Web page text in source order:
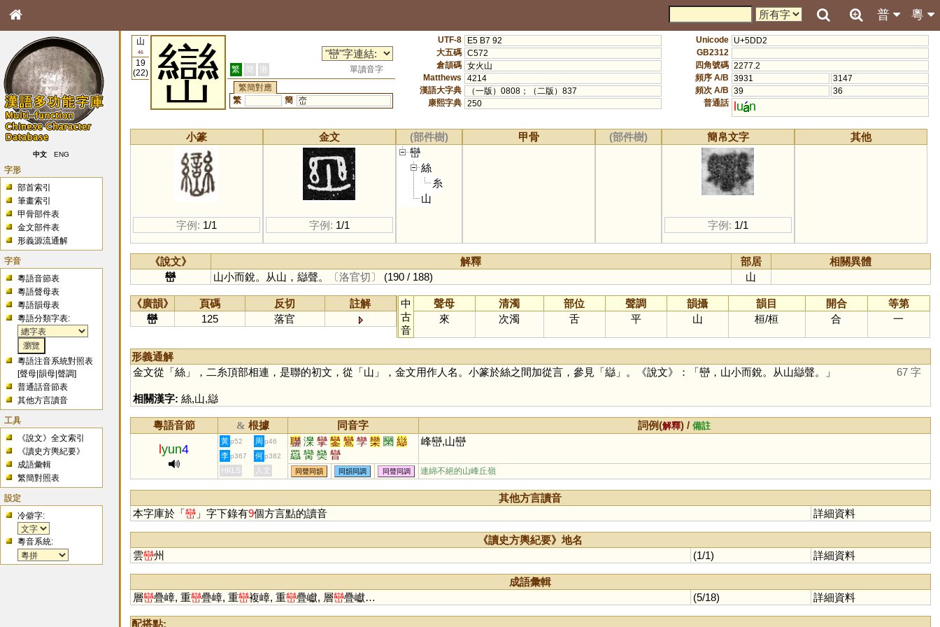
粵
普
中文 ENG
字形
部首索引
筆畫索引
甲骨部件表
金文部件表
形義源流通解
字音
粵語音節表
粵語聲母表
粵語韻母表
粵語分類字表:
粵語注音系統對照表
[聲母 |韻母 |聲調]
普通話音節表
其他方言讀音
工具
《說文》全文索引
《讀史方輿紀要》
成語彙輯
繁簡對照表
設定
冷僻字:
粵音系統:
山
46
19
(22)
巒 繁 簡 港
單讀音字
繁簡對應
繁
簡 峦
UTF-8
E5 B7 92
大五碼 C572
倉頡碼 女火山
Matthews
4214
漢語大字典
（一版）0808；（二版）837
康熙字典 250
Unicode U+5DD2
GB2312
四角號碼 2277.2
頻序 A/B 3931
3147
頻次 A/B 39
36
普通話 lu n
小篆
字例: 1/1
金文
字例: 1/1
(部件樹)
巒
絲
糸
山
甲骨 (部件樹) 簡帛文字
字例: 1/1
其他
《說文》 解釋 部居
相關異體
巒
山小而銳。从山，䜌聲。 〔洛官切〕 (190 / 188) 山
《廣韻》 頁碼 反切
註解
巒
125 落官
中
古
音
聲母 清濁 部位 聲調 韻攝 韻目 開合
等第
來
次濁 舌 平 山 桓/桓 合 一
形義通解
金文從「絲」，二糸頂部相連，是聯的初文，從「山 」，金文用作人名。小篆於絲之間加從言，參見「䜌」。《說文》：「巒，山小而銳。从山䜌聲。」 67 字
相關漢字: 絲,山,䜌
粵語音節 & 根據 同音字 詞例(解釋) /備註
lyun4
黃 p52 周 p46 聯 灤 攣 鑾 鸞 孿 欒 圞 䜌
羉 臠 奱 曫
峰巒,山巒
李 p367 何 p382
HKLS 人文 同聲同韻 同韻同調 同聲同調 連綿不絕的山峰丘嶺
其他方言讀音
本字庫於「巒」字下錄有9個方言點的讀音 詳細資料
《讀史方輿紀要》地名
雲巒州 (1/1) 詳細資料
成語彙輯
層巒疊嶂, 重巒疊嶂, 重巒複嶂, 重巒疊巘, 層巒疊巘… (5/18) 詳細資料
配搭點: